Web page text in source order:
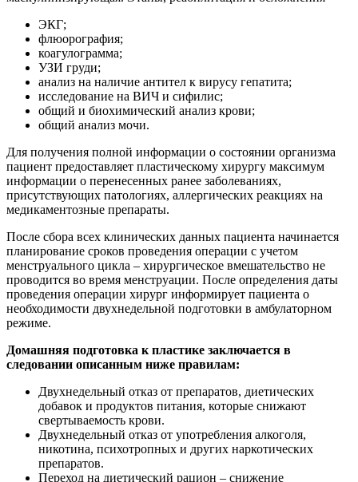
ЭКГ;
флюорография;
коагулограмма;
УЗИ груди;
анализ на наличие антител к вирусу гепатита;
исследование на ВИЧ и сифилис;
общий и биохимический анализ крови;
общий анализ мочи.
Для получения полной информации о состоянии организма
пациент предоставляет пластическому хирургу максимум
информации о перенесенных ранее заболеваниях,
присутствующих патологиях, аллергических реакциях на
медикаментозные препараты.
После сбора всех клинических данных пациента начинается
планирование сроков проведения операции с учетом
менструального цикла – хирургическое вмешательство не
проводится во время менструации. После определения даты
проведения операции хирург информирует пациента о
необходимости двухнедельной подготовки в амбулаторном
режиме.
Домашняя подготовка к пластике заключается в
следовании описанным ниже правилам:
Двухнедельный отказ от препаратов, диетических
добавок и продуктов питания, которые снижают
свертываемость крови.
Двухнедельный отказ от употребления алкоголя,
никотина, психотропных и других наркотических
препаратов.
Переход на диетический рацион – снижение